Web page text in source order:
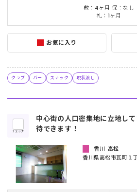
お気に入り
敷：4ヶ月 保：なし
礼：1ヶ月
クラブ バー スナック 現状渡し
チェック
中心街の人口密集地に立地し
待できます！
香川 高松
香川県高松市瓦町１